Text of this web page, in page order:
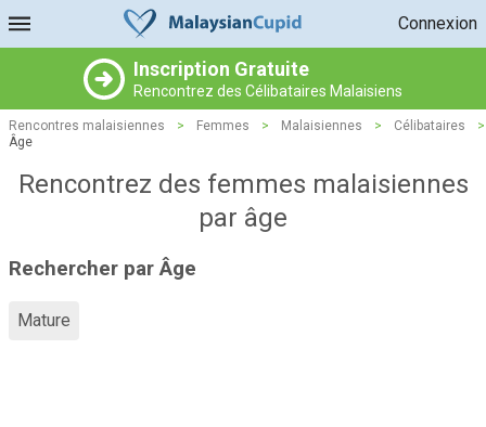
Connexion
Inscription Gratuite
Rencontrez des Célibataires Malaisiens
Rencontres malaisiennes > Femmes > Malaisiennes > Célibataires
>
Âge
Rencontrez des femmes malaisiennes
par âge
Rechercher par Âge
Mature